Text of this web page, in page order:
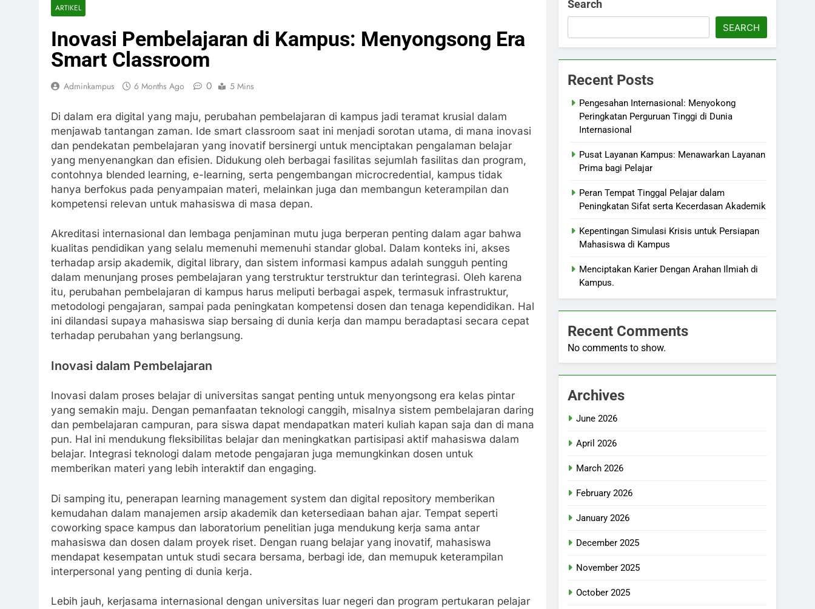
ARTIKEL
Inovasi Pembelajaran di Kampus: Menyongsong Era
Smart Classroom
Adminkampus 6 Months Ago 0 5 Mins
Di dalam era digital yang maju, perubahan pembelajaran di kampus jadi teramat krusial dalam
menjawab tantangan zaman. Ide smart classroom saat ini menjadi sorotan utama, di mana inovasi
dan pendekatan pembelajaran yang inovatif bersinergi untuk menciptakan pengalaman belajar
yang menyenangkan dan efisien. Didukung oleh berbagai fasilitas sejumlah fasilitas dan program,
contohnya blended learning, e-learning, serta pengembangan microcredential, kampus tidak
hanya berfokus pada penyampaian materi, melainkan juga dan membangun keterampilan dan
kompetensi relevan untuk mahasiswa di masa depan.
Akreditasi internasional dan lembaga penjaminan mutu juga berperan penting dalam agar bahwa
kualitas pendidikan yang selalu memenuhi memenuhi standar global. Dalam konteks ini, akses
terhadap arsip akademik, digital library, dan sistem informasi kampus adalah sungguh penting
dalam menunjang proses pembelajaran yang terstruktur terstruktur dan terintegrasi. Oleh karena
itu, perubahan pembelajaran di kampus harus meliputi berbagai aspek, termasuk infrastruktur,
metodologi pengajaran, sampai pada peningkatan kompetensi dosen dan tenaga kependidikan. Hal
ini dilandasi supaya mahasiswa siap bersaing di dunia kerja dan mampu beradaptasi secara cepat
terhadap perubahan yang berlangsung.
Inovasi dalam Pembelajaran
Inovasi dalam proses belajar di universitas sangat penting untuk menyongsong era kelas pintar
yang semakin maju. Dengan pemanfaatan teknologi canggih, misalnya sistem pembelajaran daring
dan pembelajaran campuran, para siswa dapat mendapatkan materi kuliah kapan saja dan di mana
pun. Hal ini mendukung fleksibilitas belajar dan meningkatkan partisipasi aktif mahasiswa dalam
belajar. Integrasi teknologi dalam metode pengajaran juga memungkinkan dosen untuk
memberikan materi yang lebih interaktif dan engaging.
Di samping itu, penerapan learning management system dan digital repository memberikan
kemudahan dalam manajemen arsip akademik dan ketersediaan bahan ajar. Tempat seperti
coworking space kampus dan laboratorium penelitian juga mendukung kerja sama antar
mahasiswa dan dosen dalam proyek riset. Dengan ruang belajar yang inovatif, mahasiswa
mendapat kesempatan untuk studi secara bersama, berbagi ide, dan memupuk keterampilan
interpersonal yang penting di dunia kerja.
Lebih jauh, kerjasama internasional dengan universitas luar negeri dan program pertukaran pelajar
Search
SEARCH
Recent Posts
Pengesahan Internasional: Menyokong
Peringkatan Perguruan Tinggi di Dunia
Internasional
Pusat Layanan Kampus: Menawarkan Layanan
Prima bagi Pelajar
Peran Tempat Tinggal Pelajar dalam
Peningkatan Sifat serta Kecerdasan Akademik
Kepentingan Simulasi Krisis untuk Persiapan
Mahasiswa di Kampus
Menciptakan Karier Dengan Arahan Ilmiah di
Kampus.
Recent Comments
No comments to show.
Archives
June 2026
April 2026
March 2026
February 2026
January 2026
December 2025
November 2025
October 2025